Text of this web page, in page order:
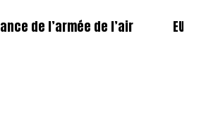
de l’armée de l’air